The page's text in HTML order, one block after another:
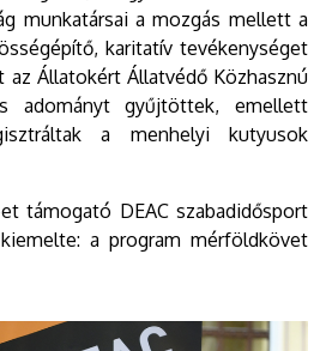
munkatársai a mozgás mellett a
karitatív tevékenységet
az Állatokért Állatvédő Közhasznú
adományt gyűjtöttek, emellett
a menhelyi kutyusok
támogató DEAC szabadidősport
a program mérföldkövet